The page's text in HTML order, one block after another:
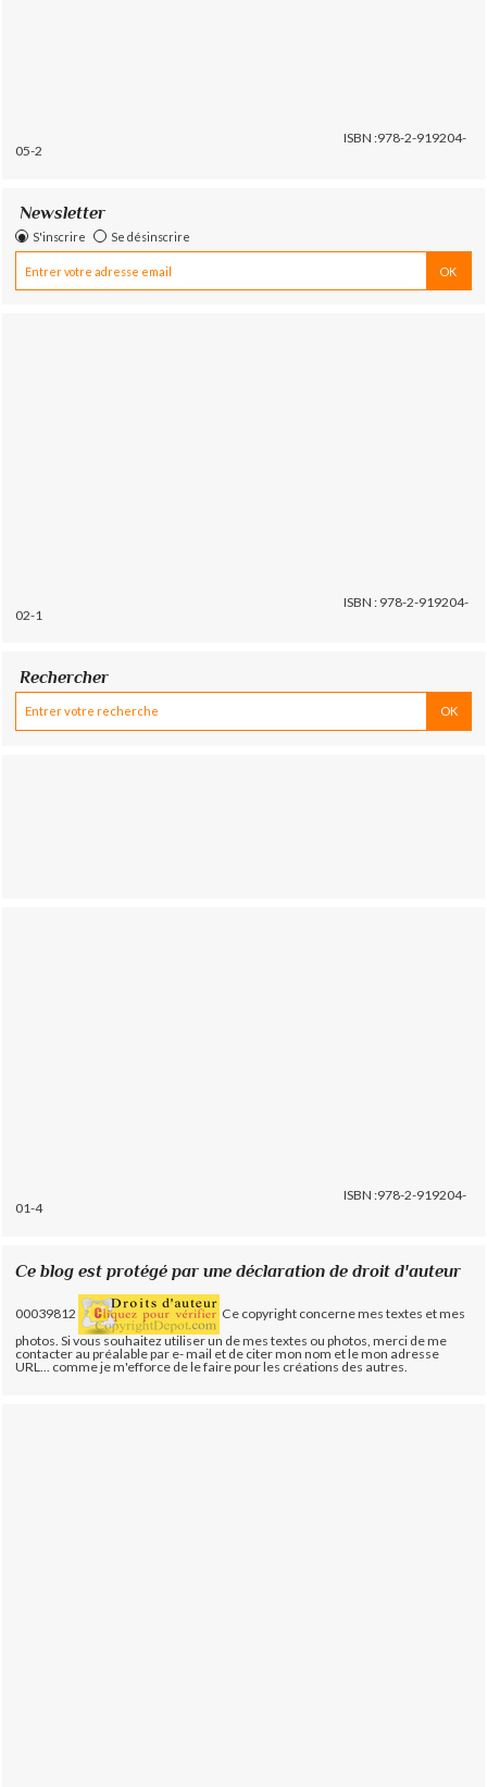
ISBN :978-2-919204-
05-2
Newsletter
S'inscrire Se désinscrire
ISBN : 978-2-919204-
02-1
Rechercher
ISBN :978-2-919204-
01-4
Ce blog est protégé par une déclaration de droit d'auteur
00039812
Ce copyright concerne mes textes et mes
photos. Si vous souhaitez utiliser un de mes textes ou photos, merci de me
contacter au préalable par e- mail et de citer mon nom et le mon adresse
URL... comme je m'efforce de le faire pour les créations des autres.